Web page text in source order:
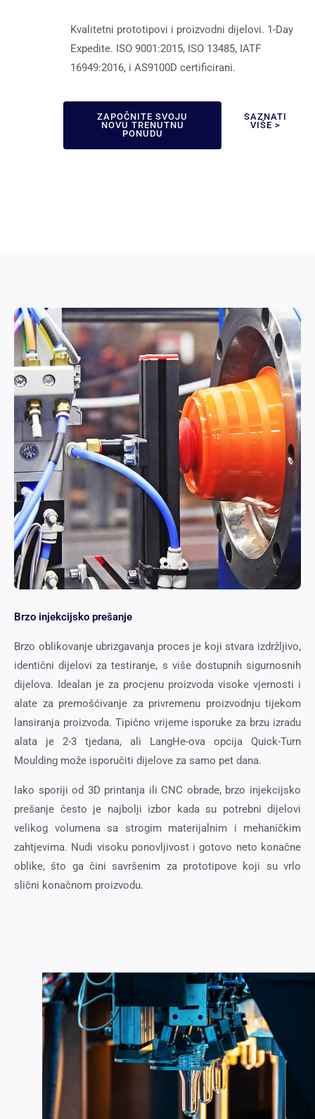
Kvalitetni prototipovi i proizvodni dijelovi. 1-Day
Expedite. ISO 9001:2015, ISO 13485, IATF
16949:2016, i AS9100D certificirani.
ZAPOČNITE SVOJU
NOVU TRENUTNU
PONUDU
SAZNATI
VIŠE >
Brzo injekcijsko prešanje
Brzo oblikovanje ubrizgavanja proces je koji stvara izdržljivo,
identični dijelovi za testiranje, s više dostupnih sigurnosnih
dijelova. Idealan je za procjenu proizvoda visoke vjernosti i
alate za premošćivanje za privremenu proizvodnju tijekom
lansiranja proizvoda. Tipično vrijeme isporuke za brzu izradu
alata je 2-3 tjedana, ali LangHe-ova opcija Quick-Turn
Moulding može isporučiti dijelove za samo pet dana.
Iako sporiji od 3D printanja ili CNC obrade, brzo injekcijsko
prešanje često je najbolji izbor kada su potrebni dijelovi
velikog volumena sa strogim materijalnim i mehaničkim
zahtjevima. Nudi visoku ponovljivost i gotovo neto konačne
oblike, što ga čini savršenim za prototipove koji su vrlo
slični konačnom proizvodu.